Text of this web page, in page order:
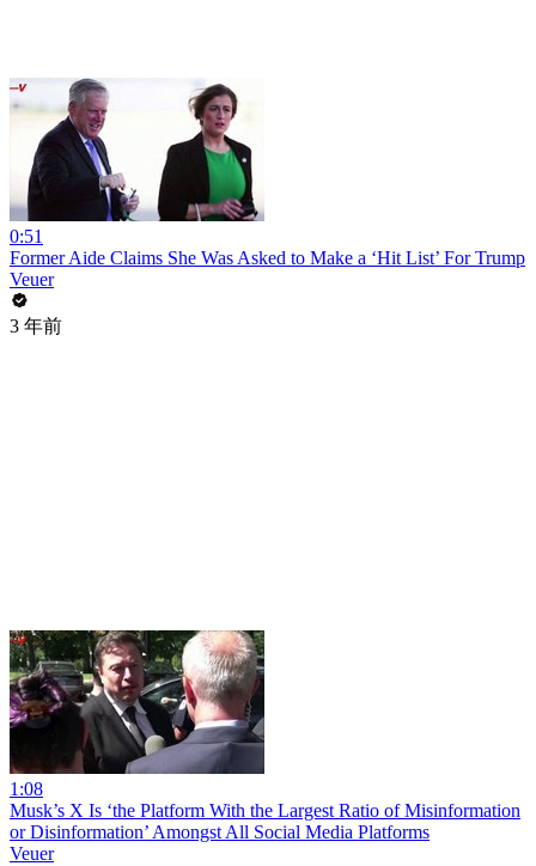
0:51
Former Aide Claims She Was Asked to Make a ‘Hit List’ For Trump
Veuer
3 年前
1:08
Musk’s X Is ‘the Platform With the Largest Ratio of Misinformation
or Disinformation’ Amongst All Social Media Platforms
Veuer